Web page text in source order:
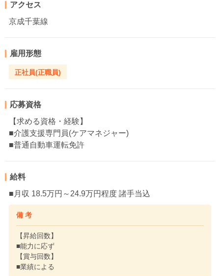
アクセス
京成千葉線
雇用形態
正社員(正職員)
応募資格
【求める資格・経験】
■介護支援専門員(ケアマネジャー)
■普通自動車運転免許
給料
■月収 18.5万円～24.9万円程度 諸手当込
備 考
【昇給回数】
■能力に応ず
【賞与回数】
■業績による